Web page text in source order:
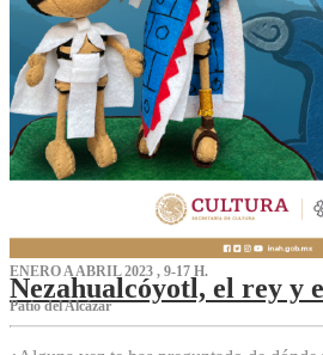
ENERO A ABRIL 2023 , 9-17 H.
Nezahualcóyotl, el rey y
Patio del Alcázar